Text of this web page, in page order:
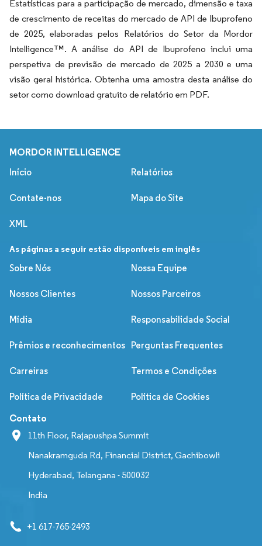
Estatísticas para a participação de mercado, dimensão e taxa
de crescimento de receitas do mercado de API de Ibuprofeno
de 2025, elaboradas pelos Relatórios do Setor da Mordor
Intelligence™. A análise do API de Ibuprofeno inclui uma
perspetiva de previsão de mercado de 2025 a 2030 e uma
visão geral histórica. Obtenha uma amostra desta análise do
setor como download gratuito de relatório em PDF.
MORDOR INTELLIGENCE
Início Relatórios
Contate-nos Mapa do Site
XML
As páginas a seguir estão disponíveis em inglês
Sobre Nós
Nossa Equipe
Nossos Clientes Nossos Parceiros
Mídia Responsabilidade Social
Prêmios e reconhecimentos Perguntas Frequentes
Carreiras Termos e Condições
Política de Privacidade Política de Cookies
Contato
11th Floor, Rajapushpa Summit
Nanakramguda Rd, Financial District, Gachibowli
Hyderabad, Telangana - 500032
India
+1 617-765-2493